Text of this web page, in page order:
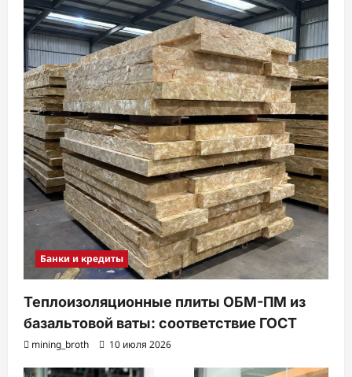
Банки и кредиты
Теплоизоляционные плиты ОБМ-ПМ из
базальтовой ваты: соответствие ГОСТ
mining_broth 10 июля 2026